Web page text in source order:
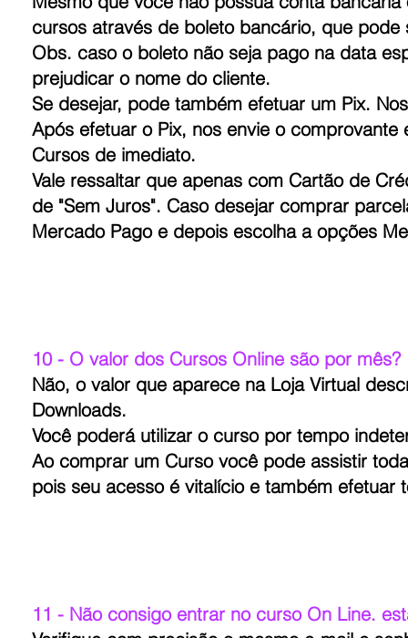
cursos através de boleto bancário, que
Obs. caso o boleto não seja pago na data
prejudicar o nome do cliente.
Se desejar, pode também efetuar um Pix.
Após efetuar o Pix, nos envie o
Cursos de imediato.
Vale ressaltar que apenas com Cartão de
de "Sem Juros". Caso desejar comprar
Mercado Pago e depois escolha a opções
10 - O valor dos Cursos Online são por mês?
Não, o valor que aparece na Loja Virtual
Downloads.
Você poderá utilizar o curso por tempo
Ao comprar um Curso você pode assistir
pois seu acesso é vitalício e também efetuar
11 - Não consigo entrar no curso On Line.